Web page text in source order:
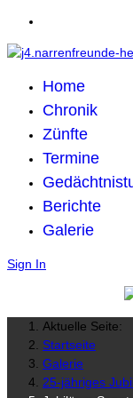
Home
Chronik
Zünfte
Termine
Berichte
Galerie
Sign In
Aktuelle Seite:
Startseite
Galerie
25-jähriges